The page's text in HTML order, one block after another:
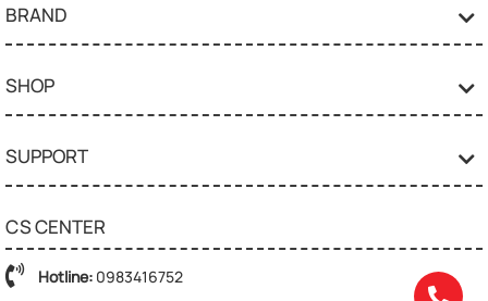
BRAND
SHOP
SUPPORT
CS CENTER
Hotline: 0983416752